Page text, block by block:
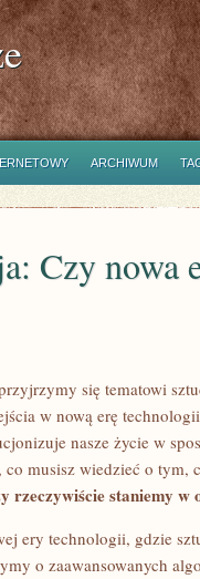
ARCHIWUM
Czy nowa
się tematowi
w nową erę
nasze życie w
musisz wiedzieć o tym,
rzeczywiście‌ staniemy
ery⁤ technologii,‌ gdzie⁤
o zaawansowanych